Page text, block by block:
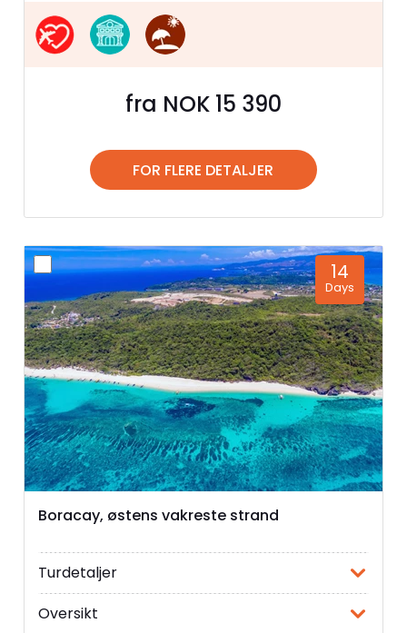
fra NOK 15 390
FOR FLERE DETALJER
14
Days
Boracay, østens vakreste strand
Turdetaljer
Oversikt